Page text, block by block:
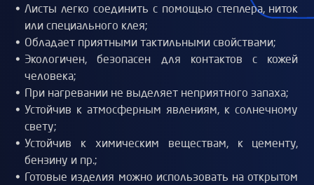
Листы легко соединить с помощью степлера, ниток
или специального клея;
Обладает приятными тактильными свойствами;
Экологичен, безопасен для контактов с кожей
человека;
При нагревании не выделяет неприятного запаха;
Устойчив к атмосферным явлениям, к солнечному
свету;
Устойчив к химическим веществам, к цементу,
бензину и пр.;
Готовые изделия можно использовать на открытом